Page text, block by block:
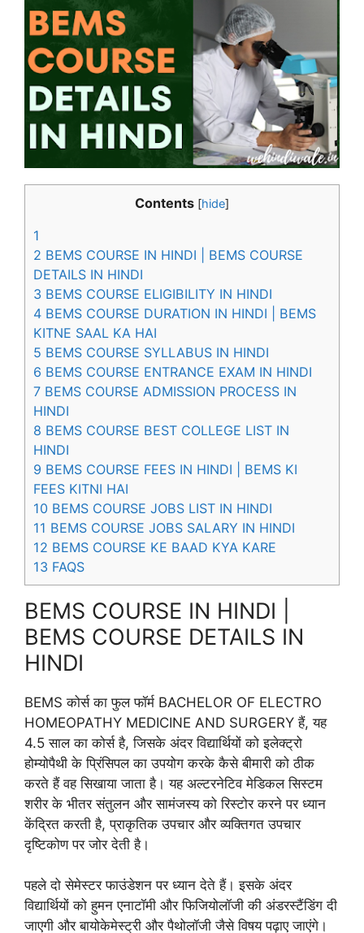
Contents [hide]
1
2 BEMS COURSE IN HINDI | BEMS COURSE
DETAILS IN HINDI
3 BEMS COURSE ELIGIBILITY IN HINDI
4 BEMS COURSE DURATION IN HINDI | BEMS
KITNE SAAL KA HAI
5 BEMS COURSE SYLLABUS IN HINDI
6 BEMS COURSE ENTRANCE EXAM IN HINDI
7 BEMS COURSE ADMISSION PROCESS IN
HINDI
8 BEMS COURSE BEST COLLEGE LIST IN
HINDI
9 BEMS COURSE FEES IN HINDI | BEMS KI
FEES KITNI HAI
10 BEMS COURSE JOBS LIST IN HINDI
11 BEMS COURSE JOBS SALARY IN HINDI
12 BEMS COURSE KE BAAD KYA KARE
13 FAQS
BEMS COURSE IN HINDI |
BEMS COURSE DETAILS IN
HINDI
BEMS कोर्स का फुल फॉर्म BACHELOR OF ELECTRO
HOMEOPATHY MEDICINE AND SURGERY हैं, यह
4.5 साल का कोर्स है, जिसके अंदर विद्यार्थियों को इलेक्ट्रो
होम्योपैथी के प्रिंसिपल का उपयोग करके कैसे बीमारी को ठीक
करते हैं वह सिखाया जाता है। यह अल्टरनेटिव मेडिकल सिस्टम
शरीर के भीतर संतुलन और सामंजस्य को रिस्टोर करने पर ध्यान
केंद्रित करती है, प्राकृतिक उपचार और व्यक्तिगत उपचार
दृष्टिकोण पर जोर देती है।
पहले दो सेमेस्टर फाउंडेशन पर ध्यान देते हैं। इसके अंदर
विद्यार्थियों को हुमन एनाटॉमी और फिजियोलॉजी की अंडरस्टैंडिंग दी
जाएगी और बायोकेमेस्ट्री और पैथोलॉजी जैसे विषय पढ़ाए जाएंगे।